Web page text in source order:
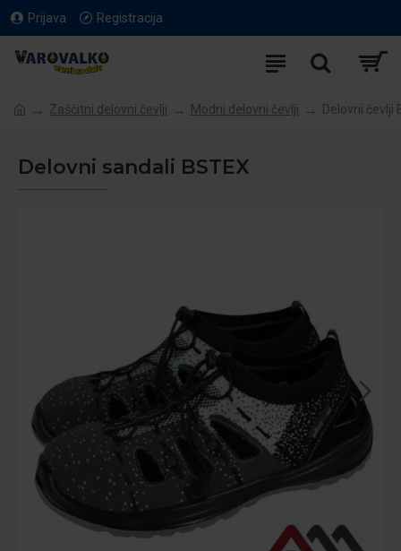
Prijava Registracija
Zaščitni delovni čevlji Modni delovni čevlji Delovni čevlji
Delovni sandali BSTEX